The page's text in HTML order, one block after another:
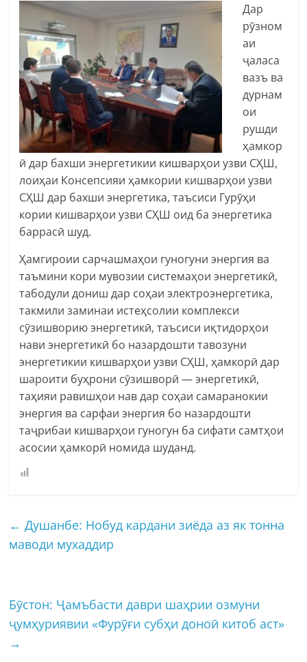
Дар
рӯзном
аи
ҷаласа
вазъ ва
дурнам
ои
рушди
ҳамкор
ӣ дар бахши энергетикии кишварҳои узви СҲШ,
лоиҳаи Консепсияи ҳамкории кишварҳои узви
СҲШ дар бахши энергетика, таъсиси Гурӯҳи
кории кишварҳои узви СҲШ оид ба энергетика
баррасӣ шуд.
Ҳамгироии сарчашмаҳои гуногуни энергия ва
таъмини кори мувозии системаҳои энергетикӣ,
табодули дониш дар соҳаи электроэнергетика,
такмили заминаи истеҳсолии комплекси
сӯзишворию энергетикӣ, таъсиси иқтидорҳои
нави энергетикӣ бо назардошти тавозуни
энергетикии кишварҳои узви СҲШ, ҳамкорӣ дар
шароити буҳрони сӯзишворӣ — энергетикӣ,
таҳияи равишҳои нав дар соҳаи самаранокии
энергия ва сарфаи энергия бо назардошти
таҷрибаи кишварҳои гуногун ба сифати самтҳои
асосии ҳамкорӣ номида шуданд.
← Душанбе: Нобуд кардани зиёда аз як тонна
маводи мухаддир
Бӯстон: Ҷамъбасти даври шаҳрии озмуни
ҷумҳуриявии «Фурӯғи субҳи доноӣ китоб аст»
→